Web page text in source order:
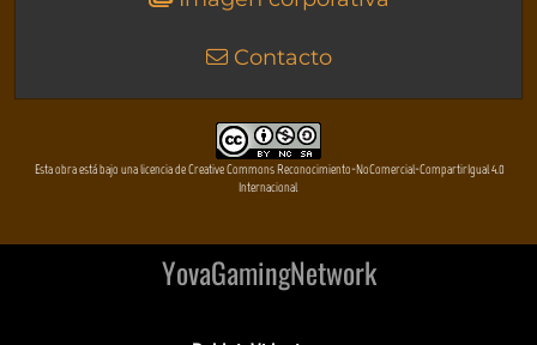
Contacto
Esta obra está bajo una licencia de Creative Commons Reconocimiento-NoComercial-CompartirIgual 4.0
Internacional
YovaGamingNetwork